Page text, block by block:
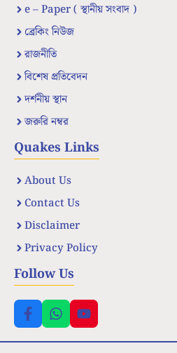
e – Paper ( স্থানীয় সংবাদ )
ব্রেকিং নিউজ
রাজনীতি
বিশেষ প্রতিবেদন
দর্শনীয় স্থান
জরুরি নম্বর
Quakes Links
About Us
Contact Us
Disclaimer
Privacy Policy
Follow Us